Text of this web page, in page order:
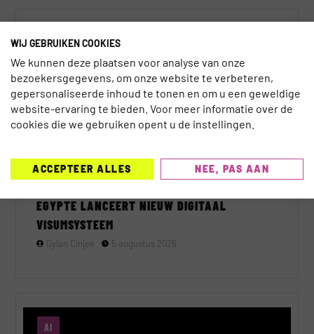
TECHNOLOGIE
EGYPTE LANCEERT NIEUW DIGITAAL
VISUMSYSTEEM
Dylan Cinjee 5 augustus 2026
AI
WIJ GEBRUIKEN COOKIES
We kunnen deze plaatsen voor analyse van onze
bezoekersgegevens, om onze website te verbeteren,
gepersonaliseerde inhoud te tonen en om u een geweldige
website-ervaring te bieden. Voor meer informatie over de
cookies die we gebruiken opent u de instellingen.
ACCEPTEER ALLES NEE, PAS AAN